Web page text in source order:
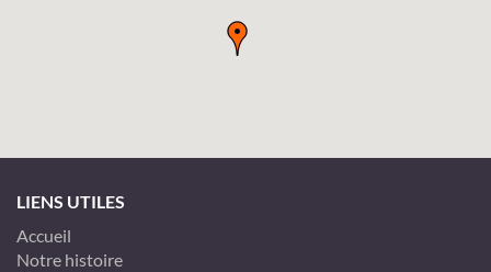
LIENS UTILES
Accueil
Notre histoire